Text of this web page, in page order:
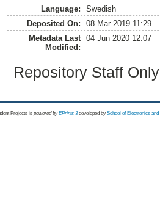
Language:
Swedish
Deposited On:
08 Mar 2019 11:29
Metadata Last
Modified:
04 Jun 2020 12:07
Repository Staff
Projects is powored byEPrints 3 developed by School of Electronics